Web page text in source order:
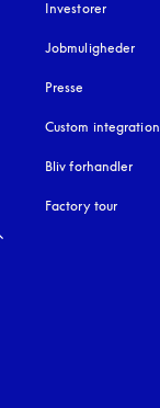
ny fane
en ny fane
Investorer
Jobmuligheder
Presse
Custom integration
Bliv forhandler
Factory tour